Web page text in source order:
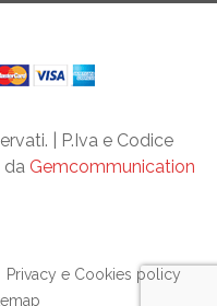
| P.Iva e Codice
da Gemcommunication
Privacy e Cookies policy